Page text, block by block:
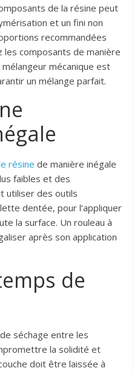
de la résine peut
et un fini non
recommandées
composants de manière
mélangeur mécanique est
un mélange parfait.
résine de manière inégale
faibles et des
utiliser des outils
dentée, pour l’appliquer
la surface. Un rouleau à
après son application
de
séchage entre les
la solidité et
doit être laissée à